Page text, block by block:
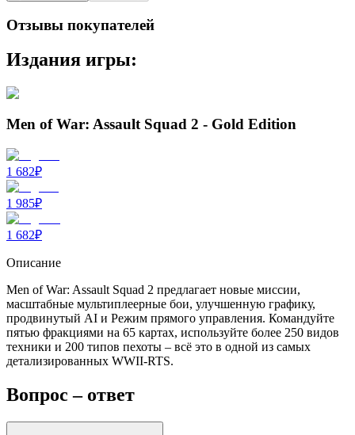
Отзывы покупателей
Издания игры:
Men of War: Assault Squad 2 - Gold Edition
1 682₽
1 985₽
1 682₽
Описание
Men of War: Assault Squad 2 предлагает новые миссии,
масштабные мультиплеерные бои, улучшенную графику,
продвинутый AI и Режим прямого управления. Командуйте
пятью фракциями на 65 картах, используйте более 250 видов
техники и 200 типов пехоты – всё это в одной из самых
детализированных WWII-RTS.
Вопрос – ответ